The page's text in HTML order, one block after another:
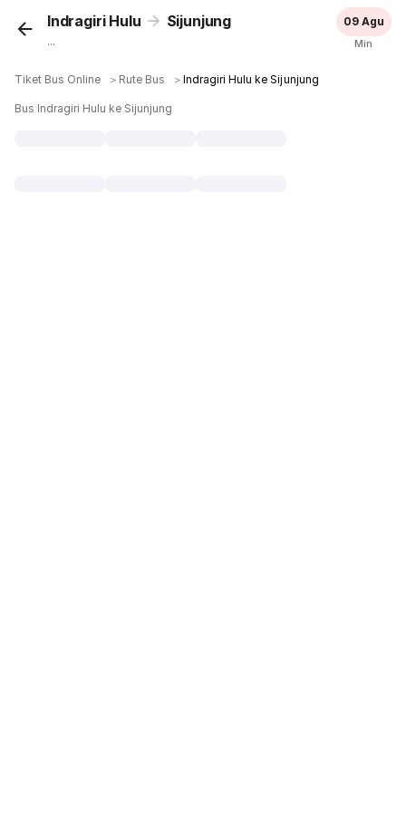
Indragiri Hulu Sijunjung
...
09 Agu
Min
Tiket Bus Online ＞ Rute Bus ＞Indragiri Hulu ke Sijunjung
Bus Indragiri Hulu ke Sijunjung